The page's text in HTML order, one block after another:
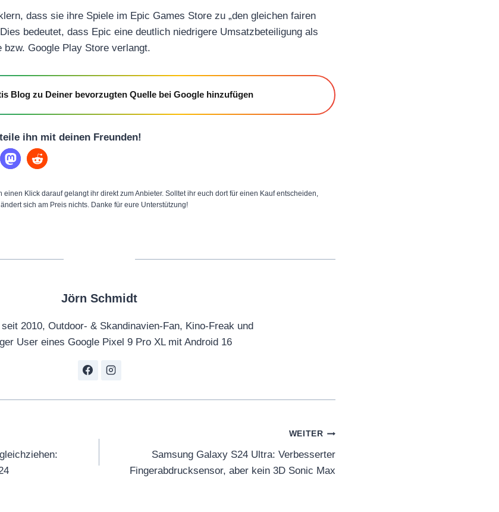
dass sie ihre Spiele im Epic Games Store zu „den gleichen fairen
bedeutet, dass Epic eine deutlich niedrigere Umsatzbeteiligung als
bzw. Google Play Store verlangt.
Blog zu Deiner bevorzugten Quelle bei Google hinzufügen
ihn mit deinen Freunden!
einen Klick darauf gelangt ihr direkt zum Anbieter. Solltet ihr euch dort für einen Kauf entscheiden,
sich am Preis nichts. Danke für eure Unterstützung!
Jörn Schmidt
2010, Outdoor- & Skandinavien-Fan, Kino-Freak und
User eines Google Pixel 9 Pro XL mit Android 16
WEITER
Samsung Galaxy S24 Ultra: Verbesserter
Fingerabdrucksensor, aber kein 3D Sonic Max